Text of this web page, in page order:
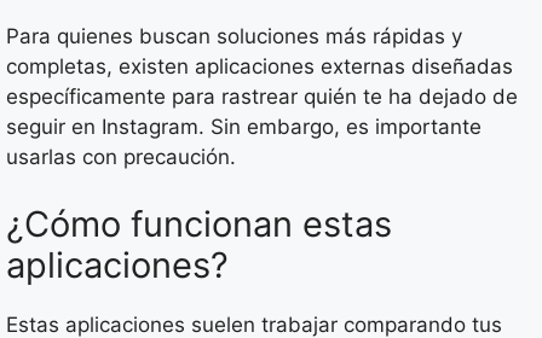
Para quienes buscan soluciones más rápidas y
completas, existen aplicaciones externas diseñadas
específicamente para rastrear quién te ha dejado de
seguir en Instagram. Sin embargo, es importante
usarlas con precaución.
¿Cómo funcionan estas
aplicaciones?
Estas aplicaciones suelen trabajar comparando tus